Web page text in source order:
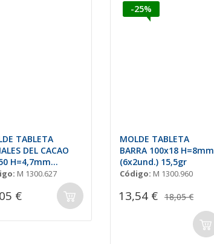
TABLETA
DEL CACAO
H=4,7mm
15gr
M 1300.627
€
-25%
MOLDE TABLETA
BARRA 100x18 H=8mm
(6x2und.) 15,5gr
Código: M 1300.960
13,54 € 18,05 €